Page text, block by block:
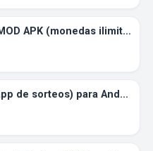
Game of Warriors MOD APK (monedas ilimitadas)
Ultra Panda APK (app de sorteos) para Android